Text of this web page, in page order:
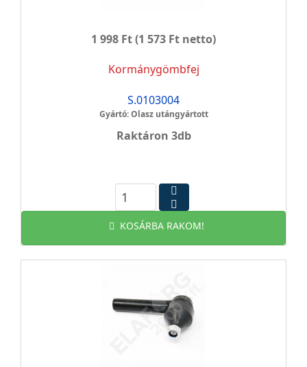
1 998 Ft(1 573 Ft netto)
Kormánygömbfej
S.0103004
Gyártó: Olasz utángyártott
Raktáron 3db
KOSÁRBA RAKOM!